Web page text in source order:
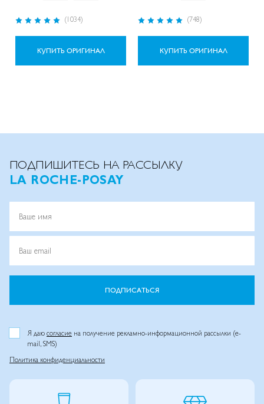
Рейтинг:
(1034)
КУПИТЬ ОРИГИНАЛ
Рейтинг:
(748)
КУПИТЬ ОРИГИНАЛ
ПОДПИШИТЕСЬ НА РАССЫЛКУ
LA ROCHE-POSAY
Ваше имя
Ваш email
Я даю согласие на получение рекламно-информационной рассылки (e-
mail, SMS)
Политика конфиденциальности
ПОДПИСАТЬСЯ